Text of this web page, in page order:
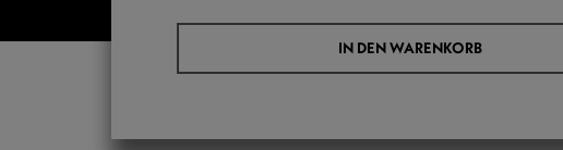
LUSTRE
IN DEN WARENKORB